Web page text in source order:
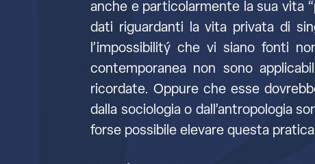
anche e particolarmente la sua vita
dati riguardanti la vita privata di
l’impossibilitý che vi siano fonti
contemporanea non sono
ricordate. Oppure che esse
dalla sociologia o dall’antropologia
forse possibile elevare questa